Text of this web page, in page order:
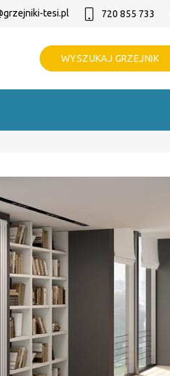
tesi.pl 720 855 733
WYSZUKAJ GRZEJNIK